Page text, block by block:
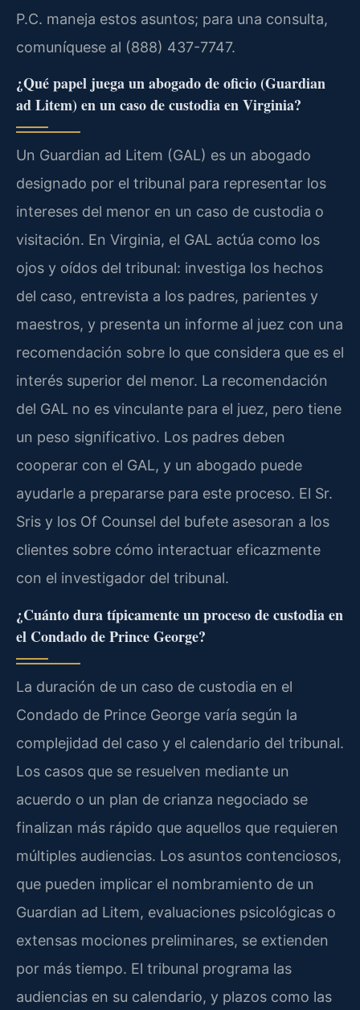
P.C. maneja estos asuntos; para una consulta,
comuníquese al (888) 437-7747.
¿Qué papel juega un abogado de oficio (Guardian
ad Litem) en un caso de custodia en Virginia?
Un Guardian ad Litem (GAL) es un abogado
designado por el tribunal para representar los
intereses del menor en un caso de custodia o
visitación. En Virginia, el GAL actúa como los
ojos y oídos del tribunal: investiga los hechos
del caso, entrevista a los padres, parientes y
maestros, y presenta un informe al juez con una
recomendación sobre lo que considera que es el
interés superior del menor. La recomendación
del GAL no es vinculante para el juez, pero tiene
un peso significativo. Los padres deben
cooperar con el GAL, y un abogado puede
ayudarle a prepararse para este proceso. El Sr.
Sris y los Of Counsel del bufete asesoran a los
clientes sobre cómo interactuar eficazmente
con el investigador del tribunal.
¿Cuánto dura típicamente un proceso de custodia en
el Condado de Prince George?
La duración de un caso de custodia en el
Condado de Prince George varía según la
complejidad del caso y el calendario del tribunal.
Los casos que se resuelven mediante un
acuerdo o un plan de crianza negociado se
finalizan más rápido que aquellos que requieren
múltiples audiencias. Los asuntos contenciosos,
que pueden implicar el nombramiento de un
Guardian ad Litem, evaluaciones psicológicas o
extensas mociones preliminares, se extienden
por más tiempo. El tribunal programa las
audiencias en su calendario, y plazos como las